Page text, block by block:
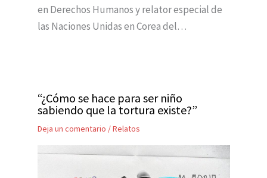
en Derechos Humanos y relator especial de
las Naciones Unidas en Corea del…
“¿Cómo se hace para ser niño
sabiendo que la tortura existe?”
Deja un comentario /Relatos